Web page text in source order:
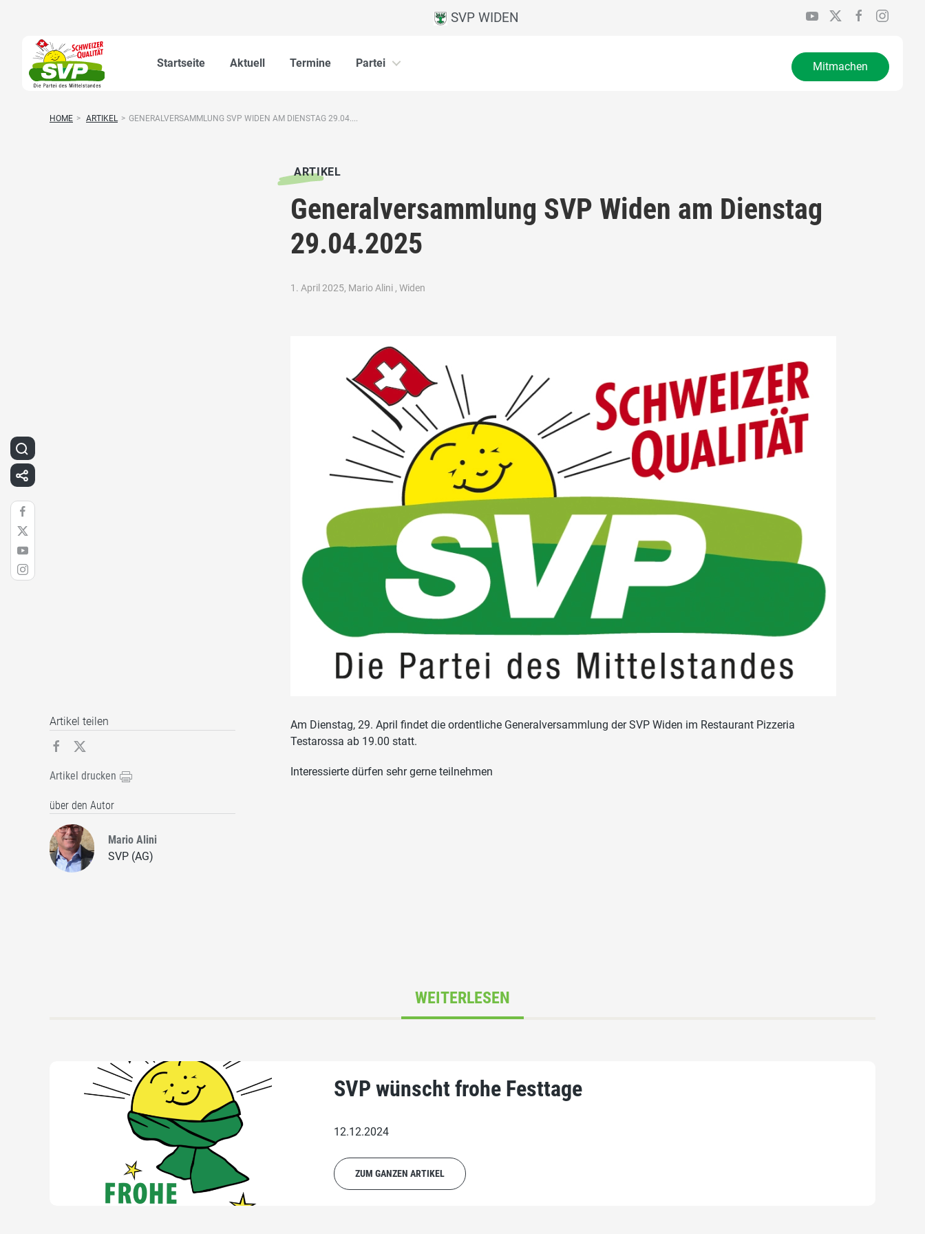
SVP WIDEN
Startseite Aktuell Termine Partei Mitmachen
HOME > ARTIKEL > GENERALVERSAMMLUNG SVP WIDEN AM DIENSTAG 29.04....
ARTIKEL
Generalversammlung SVP Widen am Dienstag
29.04.2025
1. April 2025, Mario Alini , Widen
Am Dienstag, 29. April findet die ordentliche Generalversammlung der SVP Widen im Restaurant Pizzeria
Testarossa ab 19.00 statt.
Interessierte dürfen sehr gerne teilnehmen
Artikel teilen
Artikel drucken
über den Autor
Mario Alini
SVP (AG)
WEITERLESEN
SVP wünscht frohe Festtage
12.12.2024
ZUM GANZEN ARTIKEL